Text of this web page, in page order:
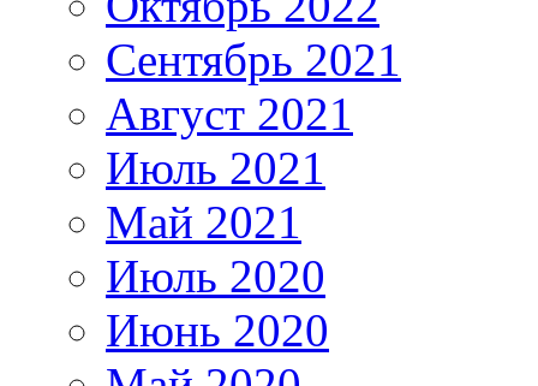
Сентябрь 2021
Август 2021
Июль 2021
Май 2021
Июль 2020
Июнь 2020